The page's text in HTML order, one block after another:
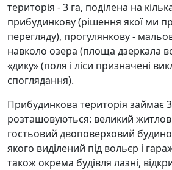
територія - 3 га, поділена на
прибудинкову (рішення якої ми
перегляду), прогулянкову -
навколо озера (площа дзеркала
«дику» (поля і ліси призначені
споглядання).
Прибудинкова територія займає
розташовуються: великий
гостьовий двоповерховий
якого виділений під вольєр і
також окрема будівля лазні,